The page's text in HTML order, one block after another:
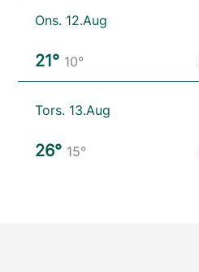
Ons. 12.Aug
21° 10°
Tors. 13.Aug
26° 15°